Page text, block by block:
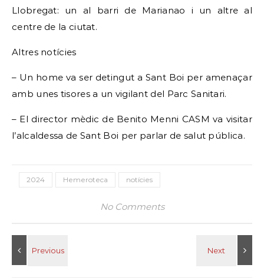
Llobregat: un al barri de Marianao i un altre al
centre de la ciutat.
Altres notícies
– Un home va ser detingut a Sant Boi per amenaçar
amb unes tisores a un vigilant del Parc Sanitari.
– El director mèdic de Benito Menni CASM va visitar
l’alcaldessa de Sant Boi per parlar de salut pública.
2024 Hemeroteca notícies
No Comments